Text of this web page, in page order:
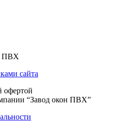
ПВХ
сайта
офертой
“Завод окон ПВХ”